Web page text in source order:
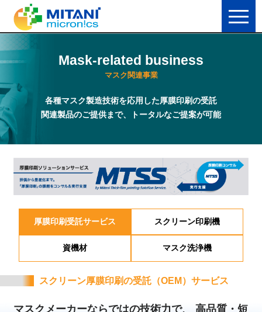
Mask-related business
マスク関連事業
各種マスク製造技術を応用した厚膜印刷の受託
関連製品のご提供まで、トータルなご提案が可能
厚膜印刷受託サービス スクリーン印刷機
資機材 マスク洗浄機
スクリーン厚膜印刷の受託（OEM）サービス
マスクメーカーならではの技術力で、
高品質・短